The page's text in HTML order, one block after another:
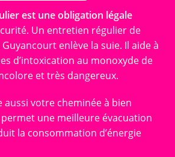
est une obligation légale
Un entretien régulier de
enlève la suie. Il aide à
d’intoxication au monoxyde de
et très dangereux.
aussi votre cheminée à bien
une meilleure évacuation
la consommation d’énergie